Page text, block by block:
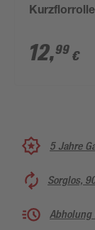
12,99 €
5 Jahre
Sorglos,
Abholung